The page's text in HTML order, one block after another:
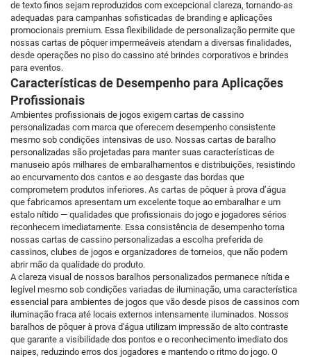
de texto finos sejam reproduzidos com excepcional clareza, tornando-as
adequadas para campanhas sofisticadas de branding e aplicações
promocionais premium. Essa flexibilidade de personalização permite que
nossas cartas de pôquer impermeáveis atendam a diversas finalidades,
desde operações no piso do cassino até brindes corporativos e brindes
para eventos.
Características de Desempenho para Aplicações
Profissionais
Ambientes profissionais de jogos exigem cartas de cassino
personalizadas com marca que oferecem desempenho consistente
mesmo sob condições intensivas de uso. Nossas cartas de baralho
personalizadas são projetadas para manter suas características de
manuseio após milhares de embaralhamentos e distribuições, resistindo
ao encurvamento dos cantos e ao desgaste das bordas que
comprometem produtos inferiores. As cartas de pôquer à prova d’água
que fabricamos apresentam um excelente toque ao embaralhar e um
estalo nítido — qualidades que profissionais do jogo e jogadores sérios
reconhecem imediatamente. Essa consistência de desempenho torna
nossas cartas de cassino personalizadas a escolha preferida de
cassinos, clubes de jogos e organizadores de torneios, que não podem
abrir mão da qualidade do produto.
A clareza visual de nossos baralhos personalizados permanece nítida e
legível mesmo sob condições variadas de iluminação, uma característica
essencial para ambientes de jogos que vão desde pisos de cassinos com
iluminação fraca até locais externos intensamente iluminados. Nossos
baralhos de pôquer à prova d'água utilizam impressão de alto contraste
que garante a visibilidade dos pontos e o reconhecimento imediato dos
naipes, reduzindo erros dos jogadores e mantendo o ritmo do jogo. O